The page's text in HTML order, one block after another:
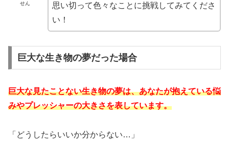
せん
思い切って色々なことに挑戦してみてくださ
い！
巨大な生き物の夢だった場合
巨大な見たことない生き物の夢は、あなたが抱えている悩
みやプレッシャーの大きさを表しています。
「どうしたらいいか分からない…」